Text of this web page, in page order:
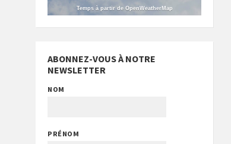
Temps à partir de OpenWeatherMap
ABONNEZ-VOUS À NOTRE
NEWSLETTER
NOM
PRÉNOM